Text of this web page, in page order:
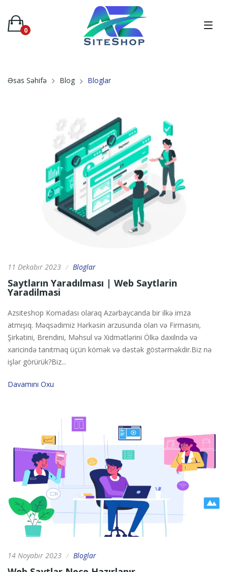
0
Əsas Səhifə Blog Bloglar
11 Dekabır 2023 / Bloglar
Saytların Yaradılması | Web Saytlarin
Yaradilmasi
Azsiteshop Komadası olaraq Azərbaycanda bir ilkə imza
atmışıq. Məqsədimiz Hərkəsin arzusunda olan və Firmasını,
Şirkətini, Brendini, Məhsul və Xidmətlərini Ölkə daxilndə və
xaricində tanıtmaq üçün kömək və dəstək göstərməkdir.Biz nə
işlər görürük?Biz...
Davamını Oxu
14 Noyabır 2023 / Bloglar